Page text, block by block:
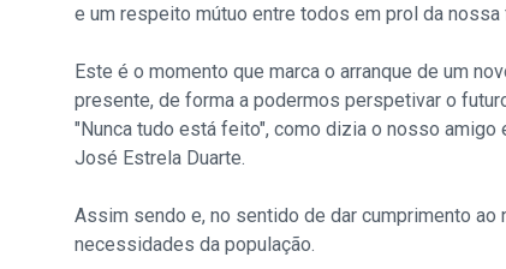
e um respeito mútuo entre todos em prol da nossa
Este é o momento que marca o arranque de um
presente, de forma a podermos perspetivar o
"Nunca tudo está feito", como dizia o nosso amigo
José Estrela Duarte.
Assim sendo e, no sentido de dar cumprimento
necessidades da população.